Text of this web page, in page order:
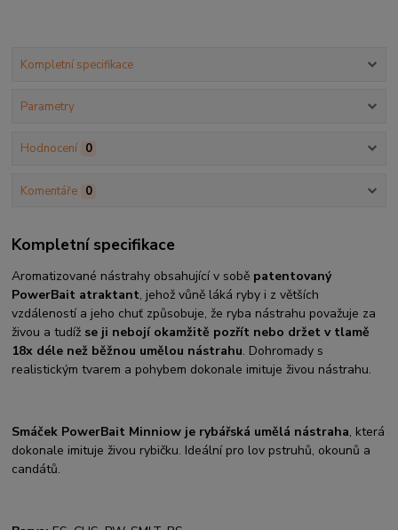
Kompletní specifikace
Parametry
Hodnocení 0
Komentáře 0
Kompletní specifikace
Aromatizované nástrahy obsahující v sobě patentovaný
PowerBait atraktant, jehož vůně láká ryby i z větších
vzdáleností a jeho chuť způsobuje, že ryba nástrahu považuje za
živou a tudíž se ji nebojí okamžitě pozřít nebo držet v tlamě
18x déle než běžnou umělou nástrahu. Dohromady s
realistickým tvarem a pohybem dokonale imituje živou nástrahu.
Smáček PowerBait Minniow je rybářská umělá nástraha, která
dokonale imituje živou rybičku. Ideální pro lov pstruhů, okounů a
candátů.